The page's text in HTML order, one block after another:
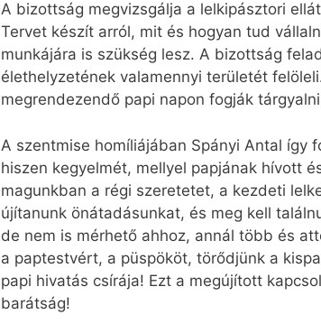
A bizottság megvizsgálja a lelkipásztori
Tervet készít arról, mit és hogyan tud
munkájára is szükség lesz. A bizottság
élethelyzetének valamennyi területét
megrendezendő papi napon fogják
A szentmise homíliájában Spányi Antal így
hiszen kegyelmét, mellyel papjának hívott
magunkban a régi szeretetet, a kezdeti
újítanunk önátadásunkat, és meg kell
de nem is mérhető ahhoz, annál több és
a paptestvért, a püspököt, törődjünk a
papi hivatás csírája! Ezt a megújított
barátság!